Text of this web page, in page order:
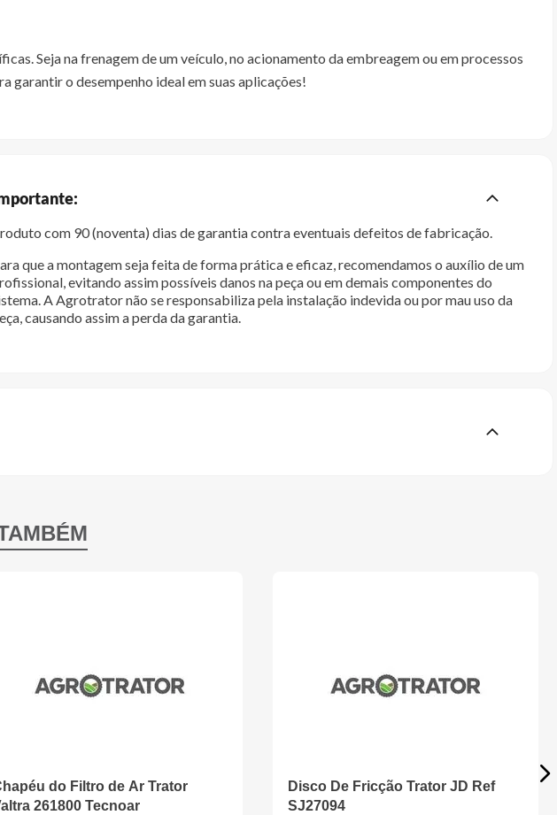
Seja na frenagem de um veículo, no acionamento da embreagem ou em processos
garantir o desempenho ideal em suas aplicações!
com 90 (noventa) dias de garantia contra eventuais defeitos de fabricação.
que a montagem seja feita de forma prática e eficaz, recomendamos o auxílio de um
evitando assim possíveis danos na peça ou em demais componentes do
A Agrotrator não se responsabiliza pela instalação indevida ou por mau uso da
causando assim a perda da garantia.
do Filtro de Ar Trator
261800 Tecnoar
Disco De Fricção Trator JD Ref
SJ27094